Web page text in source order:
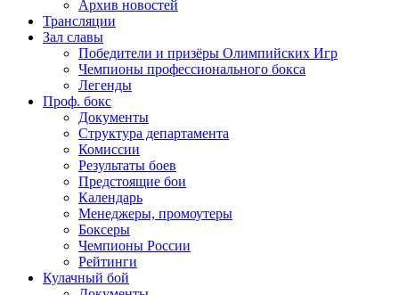
Архив новостей
Трансляции
Зал славы
Победители и призёры Олимпийских Игр
Чемпионы профессионального бокса
Легенды
Проф. бокс
Документы
Структура департамента
Комиссии
Результаты боев
Предстоящие бои
Календарь
Менеджеры, промоутеры
Боксеры
Чемпионы России
Рейтинги
Кулачный бой